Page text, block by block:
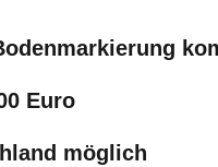
Euro
möglich